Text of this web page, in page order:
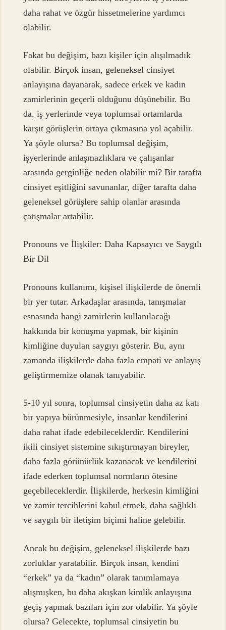
daha rahat ve özgür hissetmelerine yardımcı
olabilir.
Fakat bu değişim, bazı kişiler için alışılmadık
olabilir. Birçok insan, geleneksel cinsiyet
anlayışına dayanarak, sadece erkek ve kadın
zamirlerinin geçerli olduğunu düşünebilir. Bu
da, iş yerlerinde veya toplumsal ortamlarda
karşıt görüşlerin ortaya çıkmasına yol açabilir.
Ya şöyle olursa? Bu toplumsal değişim,
işyerlerinde anlaşmazlıklara ve çalışanlar
arasında gerginliğe neden olabilir mi? Bir tarafta
cinsiyet eşitliğini savunanlar, diğer tarafta daha
geleneksel görüşlere sahip olanlar arasında
çatışmalar artabilir.
Pronouns ve İlişkiler: Daha Kapsayıcı ve Saygılı
Bir Dil
Pronouns kullanımı, kişisel ilişkilerde de önemli
bir yer tutar. Arkadaşlar arasında, tanışmalar
esnasında hangi zamirlerin kullanılacağı
hakkında bir konuşma yapmak, bir kişinin
kimliğine duyulan saygıyı gösterir. Bu, aynı
zamanda ilişkilerde daha fazla empati ve anlayış
geliştirmemize olanak tanıyabilir.
5-10 yıl sonra, toplumsal cinsiyetin daha az katı
bir yapıya bürünmesiyle, insanlar kendilerini
daha rahat ifade edebileceklerdir. Kendilerini
ikili cinsiyet sistemine sıkıştırmayan bireyler,
daha fazla görünürlük kazanacak ve kendilerini
ifade ederken toplumsal normların ötesine
geçebileceklerdir. İlişkilerde, herkesin kimliğini
ve zamir tercihlerini kabul etmek, daha sağlıklı
ve saygılı bir iletişim biçimi haline gelebilir.
Ancak bu değişim, geleneksel ilişkilerde bazı
zorluklar yaratabilir. Birçok insan, kendini
“erkek” ya da “kadın” olarak tanımlamaya
alışmışken, bu daha akışkan kimlik anlayışına
geçiş yapmak bazıları için zor olabilir. Ya şöyle
olursa? Gelecekte, toplumsal cinsiyetin bu